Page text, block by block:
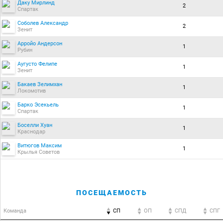
Даку Мирлинд
Спартак
2
Соболев Александр
Зенит
2
Арройо Андерсон
Рубин
1
Аугусто Фелипе
Зенит
1
Бакаев Зелимхан
Локомотив
1
Барко Эсекьель
Спартак
1
Боселли Хуан
Краснодар
1
Витюгов Максим
Крылья Советов
1
ПОСЕЩАЕМОСТЬ
Команда СП ОП CПД CПГ